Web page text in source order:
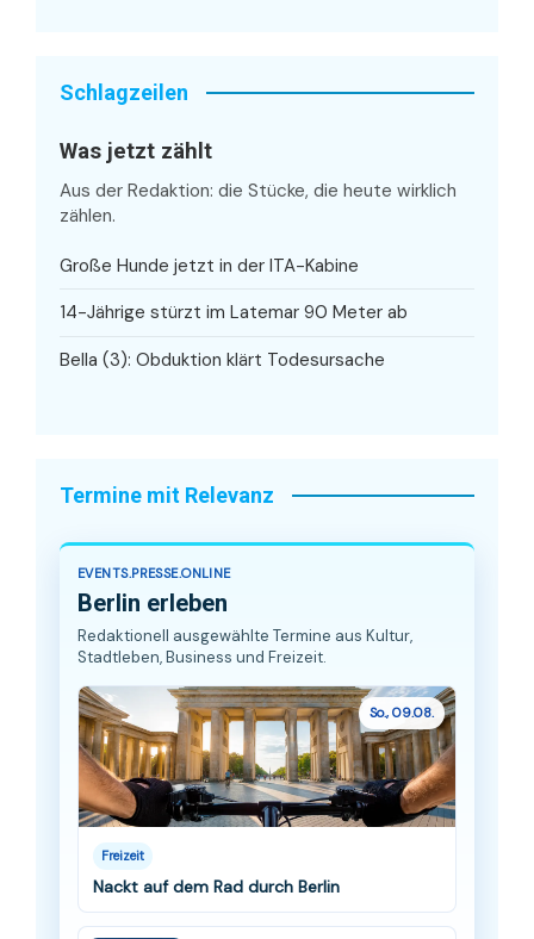
Schlagzeilen
Was jetzt zählt
Aus der Redaktion: die Stücke, die heute wirklich
zählen.
Große Hunde jetzt in der ITA-Kabine
14-Jährige stürzt im Latemar 90 Meter ab
Bella (3): Obduktion klärt Todesursache
Termine mit Relevanz
EVENTS.PRESSE.ONLINE
Berlin erleben
Redaktionell ausgewählte Termine aus Kultur,
Stadtleben, Business und Freizeit.
So., 09.08.
Freizeit
Nackt auf dem Rad durch Berlin